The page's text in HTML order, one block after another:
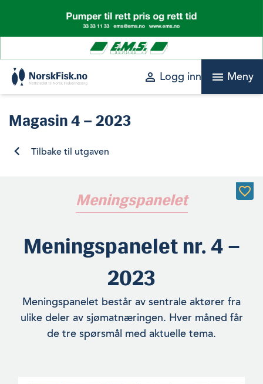
content
perm_identity Logg inn menu Meny
Magasin4 – 2023
Tilbake til utgaven
Meningspanelet
Meningspanelet nr. 4 –
2023
Meningspanelet består av sentrale aktører fra
ulike deler av sjømatnæringen. Hver måned får
de tre spørsmål med aktuelle tema.